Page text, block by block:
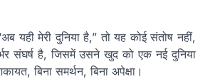
यही मेरी दुनिया है,” तो यह कोई संतोष नहीं,
संघर्ष है, जिसमें उसने खुद को एक नई दुनिया
बिना समर्थन, बिना अपेक्षा।